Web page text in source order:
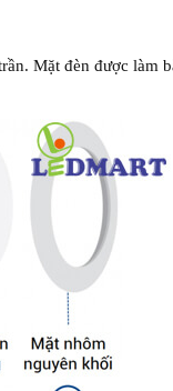
Mặt đèn được làm